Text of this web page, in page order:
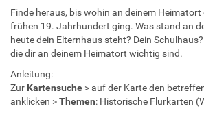
Finde heraus, bis wohin an deinem
frühen 19. Jahrhundert ging. Was stand an
heute dein Elternhaus steht? Dein
die dir an deinem Heimatort wichtig sind.
Anleitung:
Zur Kartensuche > auf der Karte den
anklicken >Themen: Historische Flurkarten